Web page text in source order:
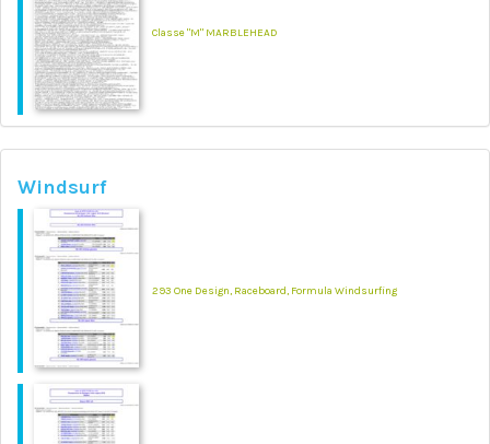
Classe "M" MARBLEHEAD
Windsurf
293 One Design, Raceboard, Formula Windsurfing